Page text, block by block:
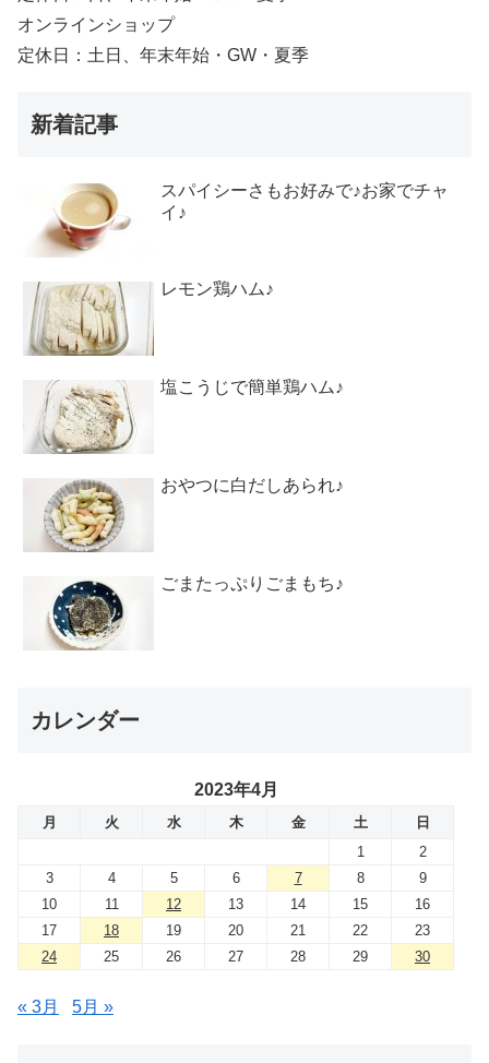
オンラインショップ
定休日：土日、年末年始・GW・夏季
新着記事
スパイシーさもお好みで♪お家でチャ
イ♪
レモン鶏ハム♪
塩こうじで簡単鶏ハム♪
おやつに白だしあられ♪
ごまたっぷりごまもち♪
カレンダー
2023年4月
月 火 水 木 金 土
日
1
2
3
4 5 6 7 8
9
10
11 12 13 14 15
16
17
18 19 20 21 22
23
24
25 26 27 28 29 30
« 3月 5月 »